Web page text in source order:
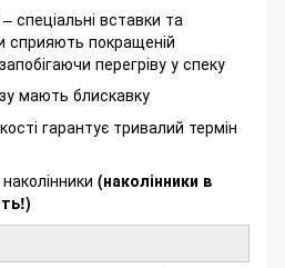
спеціальні вставки та
сприяють покращеній
перегріву у спеку
мають блискавку
гарантує тривалий термін
(наколінники в